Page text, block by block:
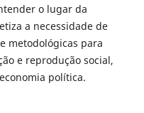
o lugar da
a necessidade de
metodológicas para
e reprodução social,
política.